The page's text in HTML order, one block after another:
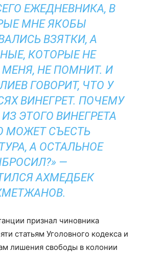
ЕЖЕДНЕВНИКА, В
МНЕ ЯКОБЫ
ВЗЯТКИ, А
КОТОРЫЕ НЕ
НЕ ПОМНИТ. И
ГОВОРИТ, ЧТО У
ВИНЕГРЕТ. ПОЧЕМУ
ЭТОГО ВИНЕГРЕТА
МОЖЕТ СЪЕСТЬ
А ОСТАЛЬНОЕ
—
АХМЕДБЕК
признал чиновника
статьям Уголовного кодекса и
лишения свободы в колонии